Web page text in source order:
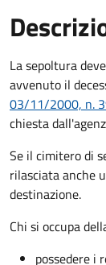
La sepoltura
avvenuto il
03/11/2000, n.
chiesta
Se il cimitero di
rilasciata anche
destinazione.
Chi si occupa
possedere i